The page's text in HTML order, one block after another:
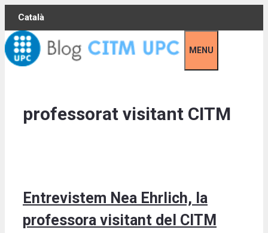
Skip
content
Català
MENU
professorat visitant CITM
Entrevistem Nea Ehrlich, la
professora visitant del CITM